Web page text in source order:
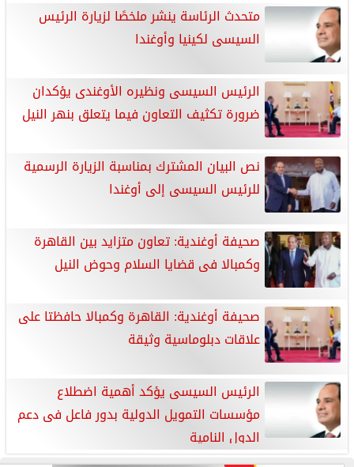
متحدث الرئاسة ينشر ملخصًا لزيارة الرئيس
السيسى لكينيا وأوغندا
الرئيس السيسى ونظيره الأوغندى يؤكدان
ضرورة تكثيف التعاون فيما يتعلق بنهر النيل
نص البيان المشترك بمناسبة الزيارة الرسمية
للرئيس السيسى إلى أوغندا
صحيفة أوغندية: تعاون متزايد بين القاهرة
وكمبالا فى قضايا السلام وحوض النيل
صحيفة أوغندية: القاهرة وكمبالا حافظتا على
علاقات دبلوماسية وثيقة
الرئيس السيسى يؤكد أهمية اضطلاع
مؤسسات التمويل الدولية بدور فاعل فى دعم
الدول النامية